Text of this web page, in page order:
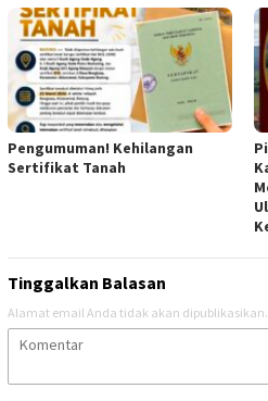
Pengumuman! Kehilangan
Sertifikat Tanah
Tinggalkan Balasan
Alamat email Anda tidak akan dipublikasikan.